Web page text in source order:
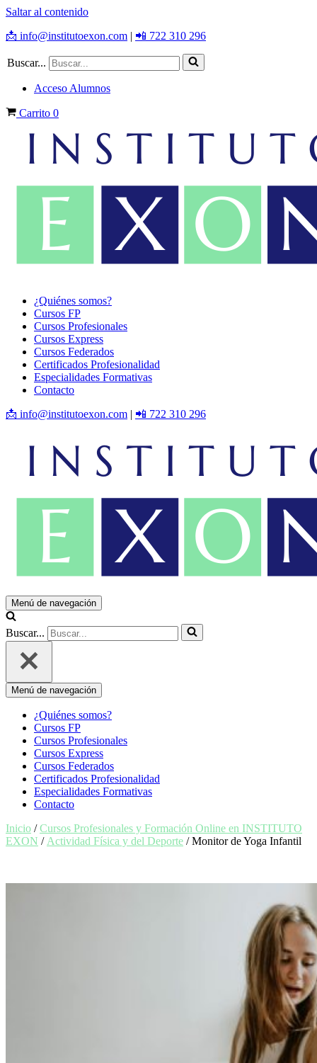
Saltar al contenido
📩 info@institutoexon.com | 📲 722 310 296
Buscar...
Acceso Alumnos
Carrito 0
¿Quiénes somos?
Cursos FP
Cursos Profesionales
Cursos Express
Cursos Federados
Certificados Profesionalidad
Especialidades Formativas
Contacto
📩 info@institutoexon.com | 📲 722 310 296
Menú de navegación
Buscar...
Menú de navegación
¿Quiénes somos?
Cursos FP
Cursos Profesionales
Cursos Express
Cursos Federados
Certificados Profesionalidad
Especialidades Formativas
Contacto
Inicio /Cursos Profesionales y Formación Online en INSTITUTO
EXON / Actividad Física y del Deporte / Monitor de Yoga Infantil